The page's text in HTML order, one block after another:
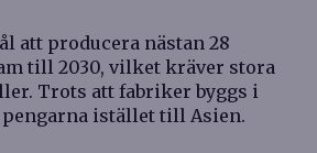
att producera nästan 28
till 2030, vilket kräver stora
Trots att fabriker byggs i
istället till Asien.